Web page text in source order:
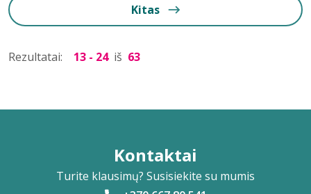
Kitas
Rezultatai: 13 - 24 iš 63
Kontaktai
Turite klausimų? Susisiekite su mumis